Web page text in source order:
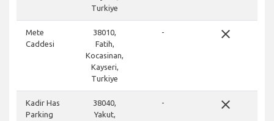
Turkiye
Mete
Caddesi
38010,
Fatih,
Kocasinan,
Kayseri,
Turkiye
- close
Kadir Has
Parking
38040,
Yakut,
- close